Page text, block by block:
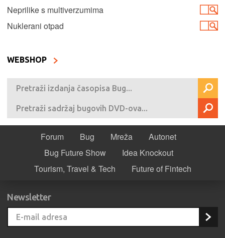
Neprilike s multiverzumima
Nuklerani otpad
WEBSHOP
Forum Bug Mreža
Autonet
Bug Future Show
Idea Knockout
Tourism, Travel & Tech
Future of Fintech
Newsletter